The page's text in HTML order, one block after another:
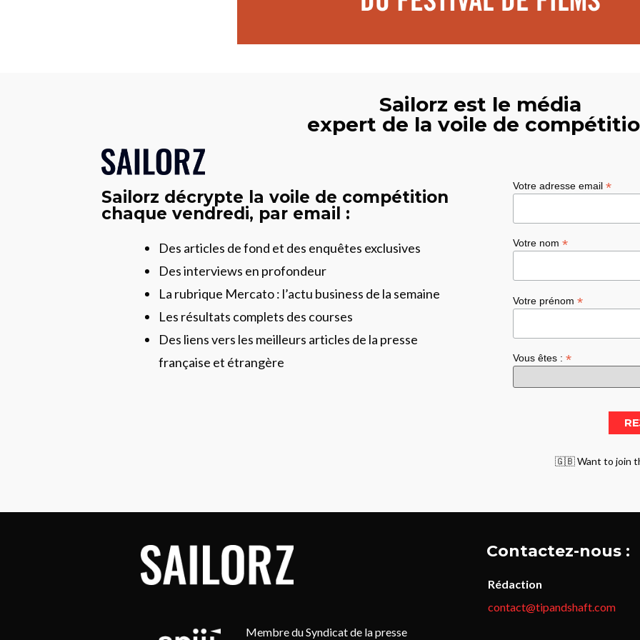
Sailorz est le média
expert de la voile de
Sailorz décrypte la voile de compétition
chaque vendredi, par email :
Des articles de fond et des enquêtes exclusives
Des interviews en profondeur
La rubrique Mercato : l’actu business de la semaine
Les résultats complets des courses
Des liens vers les meilleurs articles de la presse
française et étrangère
Votre adresse email *
Votre nom *
Votre prénom *
Vous êtes : *
🇬🇧 Want to join
Membre du Syndicat de la presse
Contactez-nous :
Rédaction
contact@tipandshaft.com